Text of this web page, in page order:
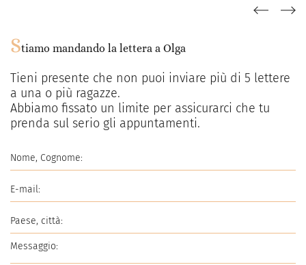
Stiamo mandando la lettera a Olga
Tieni presente che non puoi inviare più di 5 lettere
a una o più ragazze.
Abbiamo fissato un limite per assicurarci che tu
prenda sul serio gli appuntamenti.